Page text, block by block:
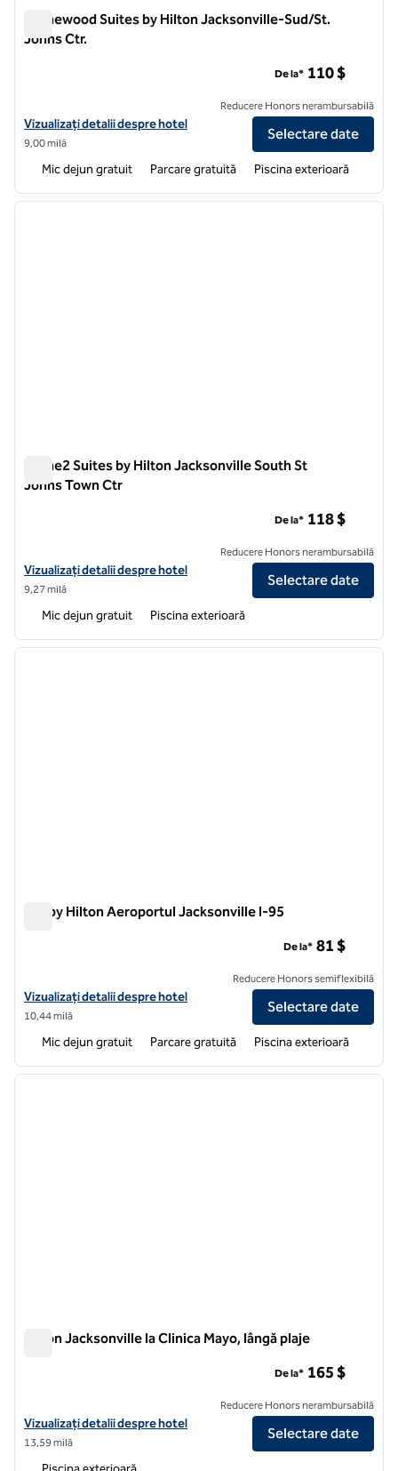
Homewood Suites by Hilton Jacksonville-Sud/St.
Johns Ctr.
Vizualizați detaliile hotelului pentru Homewood Suites by Hilton
Vizualizați detalii despre hotel
9,00 milă
De la* 110 $
Reducere Honors nerambursabilă
Selectare date
Mic dejun gratuit Parcare gratuită Piscina exterioară
1 din 12
Home2 Suites by Hilton Jacksonville South St
Johns Town Ctr
Vizualizați detaliile hotelului pentru Home2 Suites by Hilton
Vizualizați detalii despre hotel
9,27 milă
De la* 118 $
Reducere Honors nerambursabilă
Selectare date
Mic dejun gratuit Piscina exterioară
1 din 12
Tru by Hilton Aeroportul Jacksonville I-95
Vizualizați detaliile hotelului pentru Tru by Hilton Jacksonville
Vizualizați detalii despre hotel
10,44 milă
De la* 81 $
Reducere Honors semiflexibilă
Selectare date
Mic dejun gratuit Parcare gratuită Piscina exterioară
1 din 12
Hilton Jacksonville la Clinica Mayo, lângă plaje
Vizualizați detaliile hotelului Hilton Jacksonville, la Clinica Mayo,
Vizualizați detalii despre hotel
13,59 milă
De la* 165 $
Reducere Honors nerambursabilă
Selectare date